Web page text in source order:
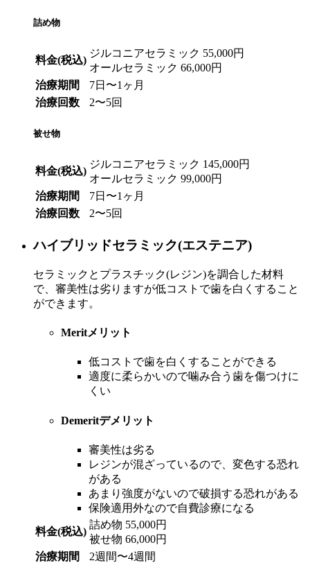
詰め物
料金(税込)
ジルコニアセラミック 55,000円
オールセラミック 66,000円
治療期間
7日〜1ヶ月
治療回数
2〜5回
被せ物
料金(税込)
ジルコニアセラミック 145,000円
オールセラミック 99,000円
治療期間
7日〜1ヶ月
治療回数
2〜5回
ハイブリッドセラミック(エステニア)
セラミックとプラスチック(レジン)を調合した材料
で、審美性は劣りますが低コストで歯を白くすること
ができます。
Meritメリット
低コストで歯を白くすることができる
適度に柔らかいので噛み合う歯を傷つけに
くい
Demeritデメリット
審美性は劣る
レジンが混ざっているので、変色する恐れ
がある
あまり強度がないので破損する恐れがある
保険適用外なので自費診療になる
料金(税込)
詰め物 55,000円
被せ物 66,000円
治療期間
2週間〜4週間